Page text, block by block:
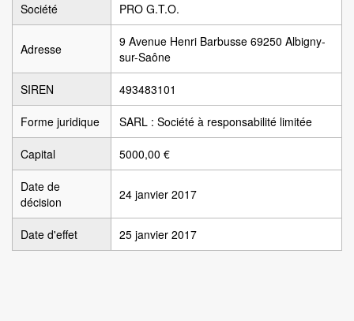
Société PRO G.T.O.
Adresse
9 Avenue Henri Barbusse 69250 Albigny-
sur-Saône
SIREN 493483101
Forme juridique SARL : Société à responsabilité limitée
Capital 5000,00 €
Date de
décision
24 janvier 2017
Date d'effet 25 janvier 2017